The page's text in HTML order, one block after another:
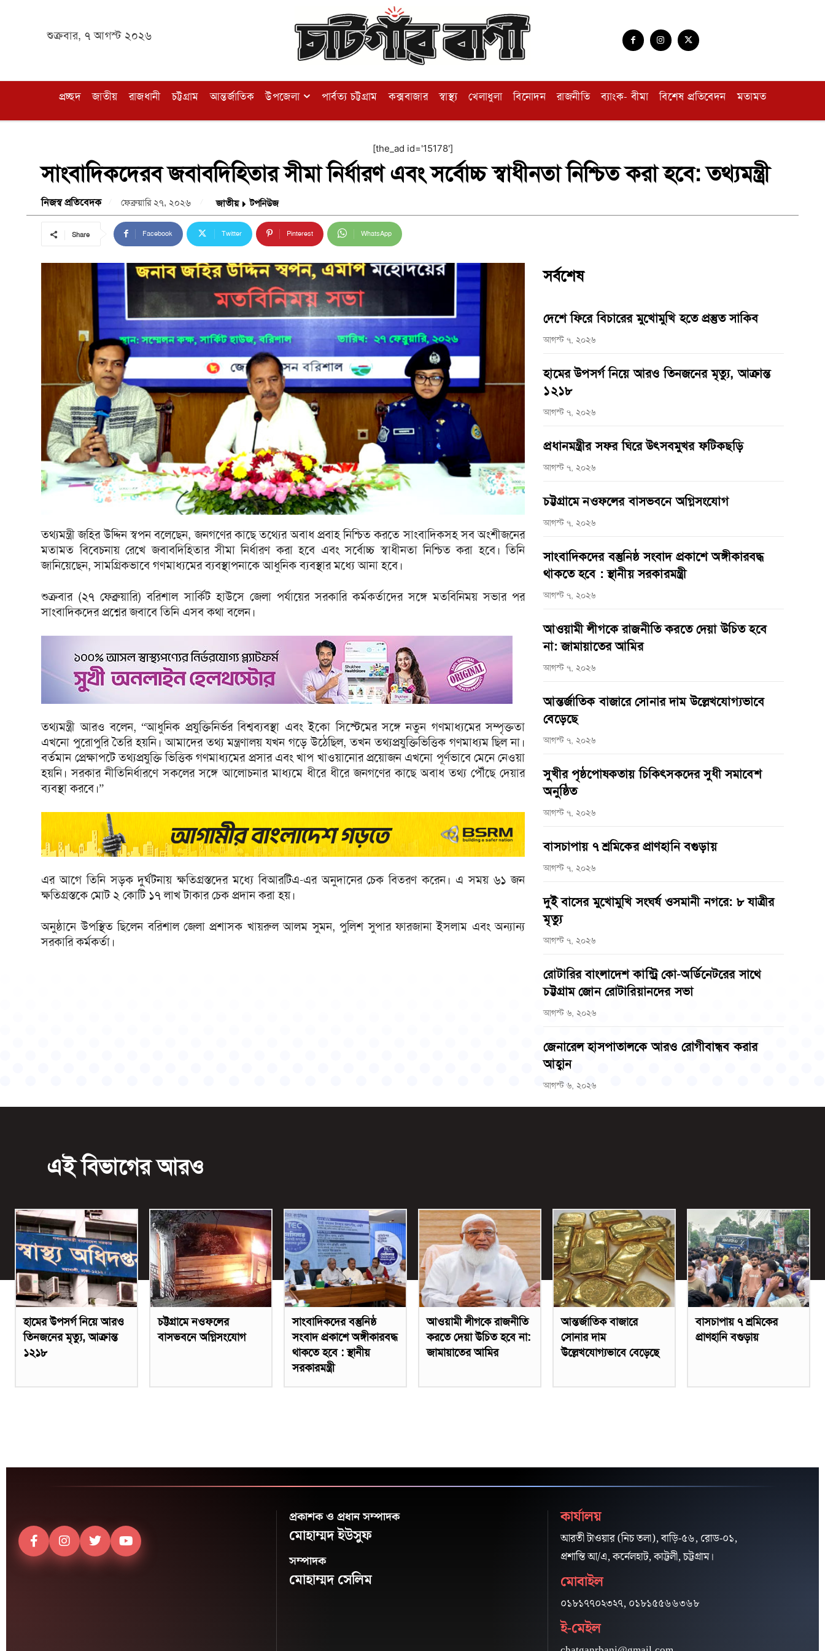
শুক্রবার, ৭ আগস্ট ২০২৬
প্রচ্ছদ জাতীয় রাজধানী চট্টগ্রাম আন্তর্জাতিক উপজেলা পার্বত্য চট্টগ্রাম কক্সবাজার স্বাস্থ্য খেলাধুলা বিনোদন রাজনীতি ব্যাংক- বীমা বিশেষ প্রতিবেদন মতামত
[the_ad id='15178']
সাংবাদিকদেরব জবাবদিহিতার সীমা নির্ধারণ এবং সর্বোচ্চ স্বাধীনতা নিশ্চিত করা হবে: তথ্যমন্ত্রী
নিজস্ব প্রতিবেদক ফেব্রুয়ারি ২৭, ২০২৬ জাতীয় টপনিউজ
Share Facebook Twitter Pinterest WhatsApp
তথ্যমন্ত্রী জহির উদ্দিন স্বপন বলেছেন, জনগণের কাছে তথ্যের অবাধ প্রবাহ নিশ্চিত করতে সাংবাদিকসহ সব অংশীজনের
মতামত বিবেচনায় রেখে জবাবদিহিতার সীমা নির্ধারণ করা হবে এবং সর্বোচ্চ স্বাধীনতা নিশ্চিত করা হবে। তিনি
জানিয়েছেন, সামগ্রিকভাবে গণমাধ্যমের ব্যবস্থাপনাকে আধুনিক ব্যবস্থার মধ্যে আনা হবে।
শুক্রবার (২৭ ফেব্রুয়ারি) বরিশাল সার্কিট হাউসে জেলা পর্যায়ের সরকারি কর্মকর্তাদের সঙ্গে মতবিনিময় সভার পর
সাংবাদিকদের প্রশ্নের জবাবে তিনি এসব কথা বলেন।
তথ্যমন্ত্রী আরও বলেন, “আধুনিক প্রযুক্তিনির্ভর বিশ্বব্যবস্থা এবং ইকো সিস্টেমের সঙ্গে নতুন গণমাধ্যমের সম্পৃক্ততা
এখনো পুরোপুরি তৈরি হয়নি। আমাদের তথ্য মন্ত্রণালয় যখন গড়ে উঠেছিল, তখন তথ্যপ্রযুক্তিভিত্তিক গণমাধ্যম ছিল না।
বর্তমান প্রেক্ষাপটে তথ্যপ্রযুক্তি ভিত্তিক গণমাধ্যমের প্রসার এবং খাপ খাওয়ানোর প্রয়োজন এখনো পূর্ণভাবে মেনে নেওয়া
হয়নি। সরকার নীতিনির্ধারণে সকলের সঙ্গে আলোচনার মাধ্যমে ধীরে ধীরে জনগণের কাছে অবাধ তথ্য পৌঁছে দেয়ার
ব্যবস্থা করবে।”
এর আগে তিনি সড়ক দুর্ঘটনায় ক্ষতিগ্রস্তদের মধ্যে বিআরটিএ-এর অনুদানের চেক বিতরণ করেন। এ সময় ৬১ জন
ক্ষতিগ্রস্তকে মোট ২ কোটি ১৭ লাখ টাকার চেক প্রদান করা হয়।
অনুষ্ঠানে উপস্থিত ছিলেন বরিশাল জেলা প্রশাসক খায়রুল আলম সুমন, পুলিশ সুপার ফারজানা ইসলাম এবং অন্যান্য
সরকারি কর্মকর্তা।
সর্বশেষ
দেশে ফিরে বিচারের মুখোমুখি হতে প্রস্তুত সাকিব
আগস্ট ৭, ২০২৬
হামের উপসর্গ নিয়ে আরও তিনজনের মৃত্যু, আক্রান্ত
১২১৮
আগস্ট ৭, ২০২৬
প্রধানমন্ত্রীর সফর ঘিরে উৎসবমুখর ফটিকছড়ি
আগস্ট ৭, ২০২৬
চট্টগ্রামে নওফলের বাসভবনে অগ্নিসংযোগ
আগস্ট ৭, ২০২৬
সাংবাদিকদের বস্তুনিষ্ঠ সংবাদ প্রকাশে অঙ্গীকারবদ্ধ
থাকতে হবে : স্থানীয় সরকারমন্ত্রী
আগস্ট ৭, ২০২৬
আওয়ামী লীগকে রাজনীতি করতে দেয়া উচিত হবে
না: জামায়াতের আমির
আগস্ট ৭, ২০২৬
আন্তর্জাতিক বাজারে সোনার দাম উল্লেখযোগ্যভাবে
বেড়েছে
আগস্ট ৭, ২০২৬
সুখীর পৃষ্ঠপোষকতায় চিকিৎসকদের সুধী সমাবেশ
অনুষ্ঠিত
আগস্ট ৭, ২০২৬
বাসচাপায় ৭ শ্রমিকের প্রাণহানি বগুড়ায়
আগস্ট ৭, ২০২৬
দুই বাসের মুখোমুখি সংঘর্ষ ওসমানী নগরে: ৮ যাত্রীর
মৃত্যু
আগস্ট ৭, ২০২৬
রোটারির বাংলাদেশ কান্ট্রি কো-অর্ডিনেটরের সাথে
চট্টগ্রাম জোন রোটারিয়ানদের সভা
আগস্ট ৬, ২০২৬
জেনারেল হাসপাতালকে আরও রোগীবান্ধব করার
আহ্বান
আগস্ট ৬, ২০২৬
এই বিভাগের আরও
হামের উপসর্গ নিয়ে আরও
তিনজনের মৃত্যু, আক্রান্ত
১২১৮
চট্টগ্রামে নওফলের
বাসভবনে অগ্নিসংযোগ
সাংবাদিকদের বস্তুনিষ্ঠ
সংবাদ প্রকাশে অঙ্গীকারবদ্ধ
থাকতে হবে : স্থানীয়
সরকারমন্ত্রী
আওয়ামী লীগকে রাজনীতি
করতে দেয়া উচিত হবে না:
জামায়াতের আমির
আন্তর্জাতিক বাজারে
সোনার দাম
উল্লেখযোগ্যভাবে বেড়েছে
বাসচাপায় ৭ শ্রমিকের
প্রাণহানি বগুড়ায়
প্রকাশক ও প্রধান সম্পাদক
মোহাম্মদ ইউসুফ
সম্পাদক
মোহাম্মদ সেলিম
কার্যালয়
আরতী টাওয়ার (নিচ তলা), বাড়ি-৫৬, রোড-০১,
প্রশান্তি আ/এ, কর্নেলহাট, কাট্টলী, চট্টগ্রাম।
মোবাইল
০১৮১৭৭০২৩২৭, ০১৮১৫৫৬৬৩৬৮
ই-মেইল